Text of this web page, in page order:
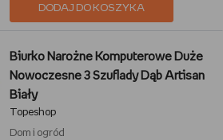
DODAJ DO KOSZYKA
Biurko Narożne Komputerowe Duże
Nowoczesne 3 Szuflady Dąb Artisan
Biały
Topeshop
Dom i ogród